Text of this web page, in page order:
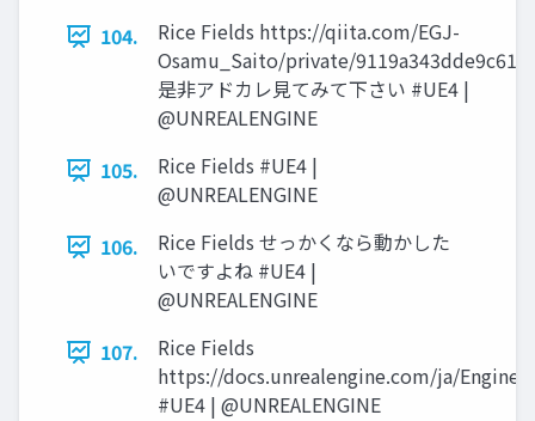
104.
Rice Fields https://qiita.com/EGJ-
Osamu_Saito/private/
是非アドカレ見てみて下さい #UE4 |
@UNREALENGINE
105.
Rice Fields #UE4 |
@UNREALENGINE
106.
Rice Fields せっかくなら動かした
いですよね #UE4 |
@UNREALENGINE
107.
Rice Fields
https://docs.unrealengine.com/ja/
#UE4 | @UNREALENGINE